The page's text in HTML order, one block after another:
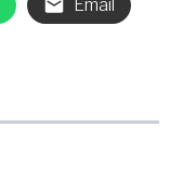
Email